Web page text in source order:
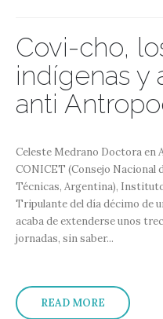
Covi-cho,
indígenas y
anti
Celeste Medrano Doctora en
CONICET (Consejo Nacional
Técnicas, Argentina),
Tripulante del día décimo de
acaba de extenderse unos
jornadas, sin saber...
READ MORE